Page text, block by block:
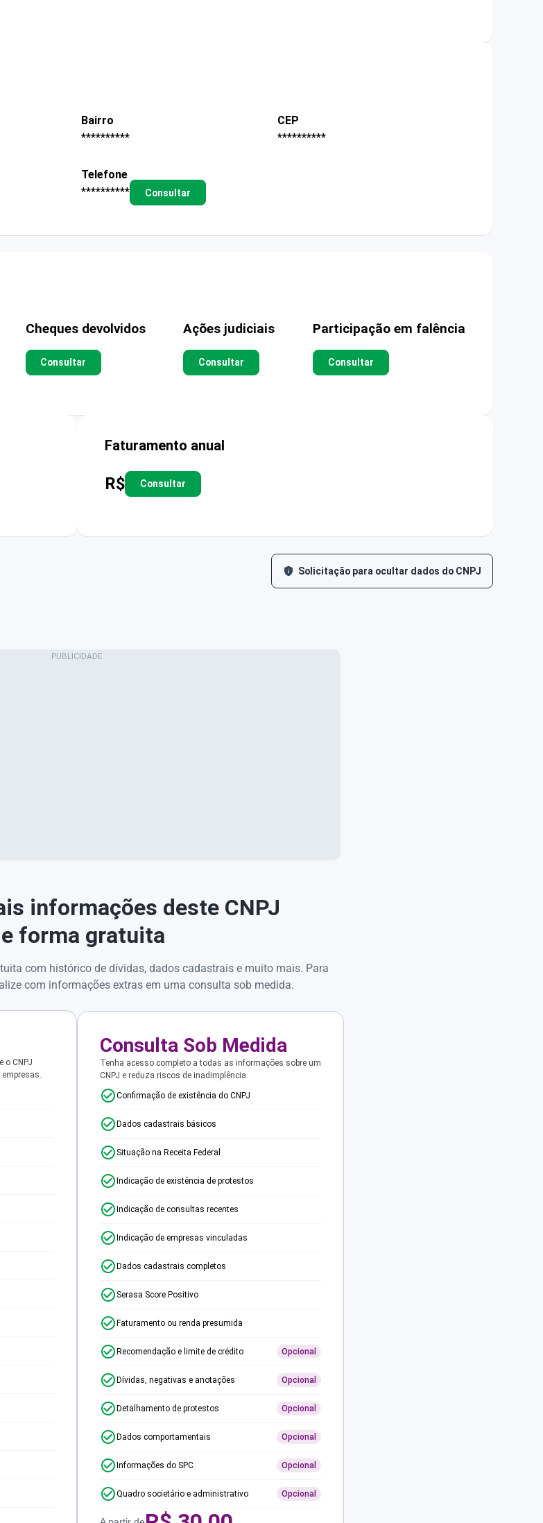
Bairro
**********
CEP
**********
Telefone
**********
Consultar
Cheques devolvidos
Consultar
Ações judiciais
Consultar
Participação em falência
Consultar
Faturamento anual
R$ Consultar
Solicitação para ocultar dados do CNPJ
informações deste CNPJ
forma gratuita
com histórico de dívidas, dados cadastrais e muito mais. Para
com informações extras em uma consulta sob medida.
o CNPJ
Consulta Sob Medida
Tenha acesso completo a todas as informações sobre um
CNPJ e reduza riscos de inadimplência.
Confirmação de existência do CNPJ
Dados cadastrais básicos
Situação na Receita Federal
Indicação de existência de protestos
Indicação de consultas recentes
Indicação de empresas vinculadas
Dados cadastrais completos
Serasa Score Positivo
Faturamento ou renda presumida
Recomendação e limite de crédito Opcional
Dívidas, negativas e anotações Opcional
Detalhamento de protestos Opcional
Dados comportamentais Opcional
Informações do SPC Opcional
Quadro societário e administrativo Opcional